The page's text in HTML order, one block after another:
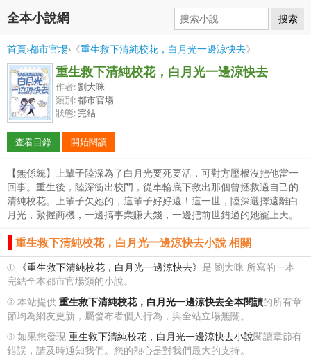
全本小說網 搜索
首頁›都市官場›《重生救下清純校花，白月光一邊涼快去》
重生救下清純校花，白月光一邊涼快去
作者:劉大咪
類別:都市官場
狀態: 完結
查看目錄 開始閱讀
【無係統】上輩子陸深為了白月光要死要活，可對方壓根沒把他當一
回事。重生後，陸深衝出校門，從車輪底下救出那個曾拯救過自己的
清純校花。上輩子欠她的，這輩子好好還！這一世，陸深選擇遠離白
月光，緊握商機，一邊搞事業賺大錢，一邊把前世錯過的她寵上天。
重生救下清純校花，白月光一邊涼快去小說 相關
① 《重生救下清純校花，白月光一邊涼快去》 是 劉大咪 所寫的一本
完結全本都市官場類的小說。
② 本站提供 重生救下清純校花，白月光一邊涼快去全本閱讀的所有章
節均為網友更新，屬發布者個人行為，與全站立場無關。
③ 如果您發現 重生救下清純校花，白月光一邊涼快去小說閱讀章節有
錯誤，請及時通知我們。您的熱心是對我們最大的支持。